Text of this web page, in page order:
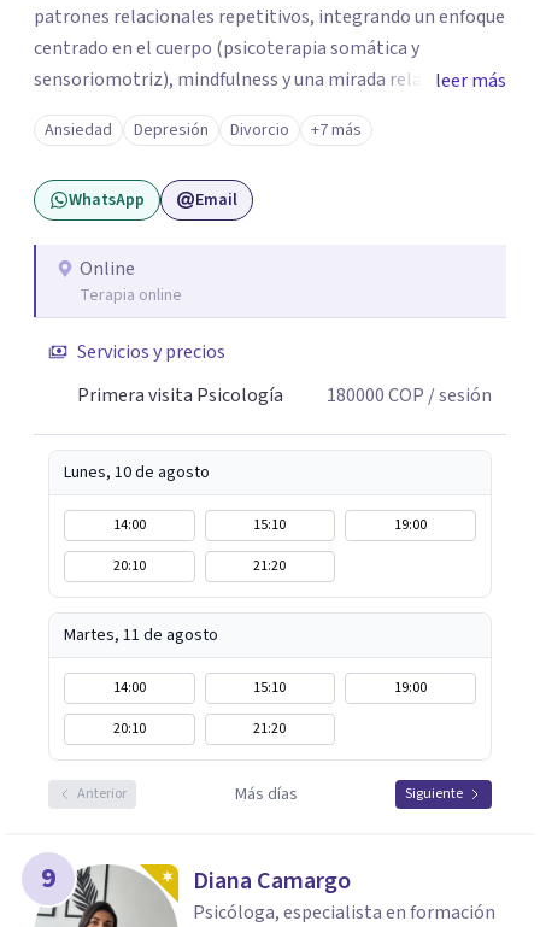
patrones relacionales repetitivos, integrando un enfoque
centrado en el cuerpo (psicoterapia somática y
sensoriomotriz), mindfulness y una mirada relacional y
psicodinámica. En terapia te ayudo a entender lo que te
pasa sin juicio, a regular tu sistema nervioso y a
desarrollar recursos concretos para sentirte más
presente, estable y en paz contigo. También tengo
lo que me permite abordar dinámicas profundas que
pueden estar influyendo en tu historia y tus vínculos
leer más
Ansiedad Depresión Divorcio +7 más
WhatsApp Email
Online
Terapia online
Servicios y precios
Primera visita Psicología
180000COP / sesión
Lunes, 10 de agosto
14:00 15:10
19:00
20:10
21:20
Martes, 11 de agosto
14:00 15:10
19:00
20:10
21:20
Anterior Más días Siguiente
9 Diana Camargo
Psicóloga, especialista en formación